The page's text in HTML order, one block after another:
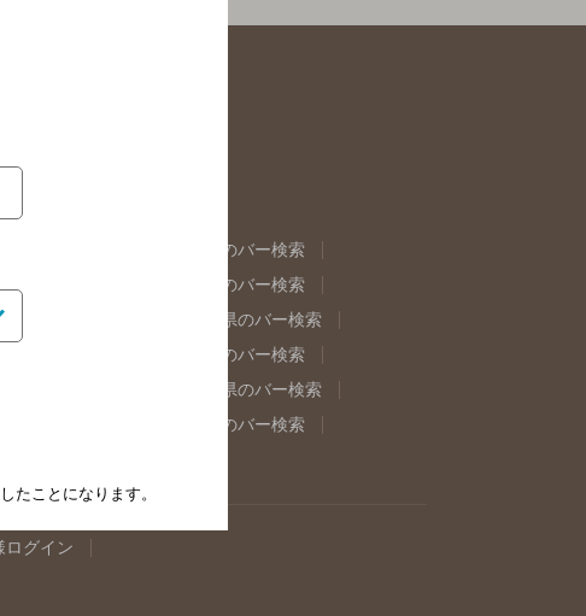
福島県のバー検索
東京都のバー検索
岐阜県のバー検索
奈良県のバー検索
島根県のバー検索
佐賀県のバー検索
ログイン
たことになります。